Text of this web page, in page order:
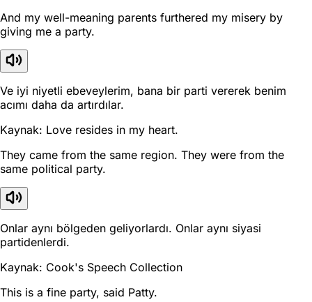
And my well-meaning parents furthered my misery by
giving me a party.
Ve iyi niyetli ebeveylerim, bana bir parti vererek benim
acımı daha da artırdılar.
Kaynak: Love resides in my heart.
They came from the same region. They were from the
same political party.
Onlar aynı bölgeden geliyorlardı. Onlar aynı siyasi
partidenlerdi.
Kaynak: Cook's Speech Collection
This is a fine party, said Patty.